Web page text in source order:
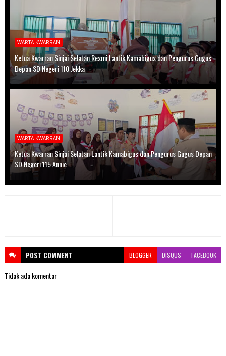
WARTA KWARRAN
Ketua Kwarran Sinjai Selatan Resmi Lantik Kamabigus dan Pengurus Gugus
Depan SD Negeri 110 Jekka
WARTA KWARRAN
Ketua Kwarran Sinjai Selatan Lantik Kamabigus dan Pengurus Gugus Depan
SD Negeri 115 Annie
POST COMMENT BLOGGER DISQUS FACEBOOK
Tidak ada komentar